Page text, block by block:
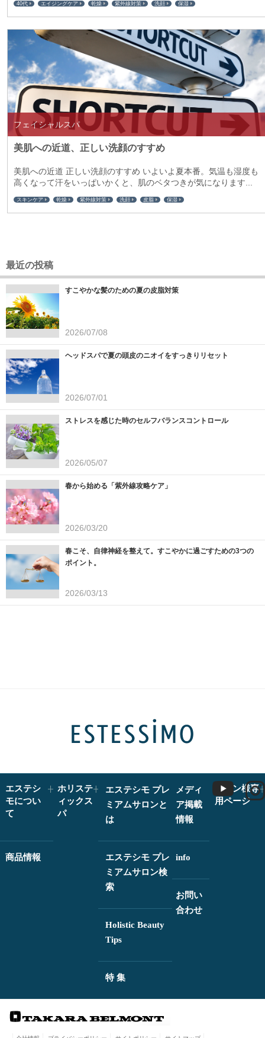
40代 エイジングケア 乾燥 紫外線対策 洗顔 保湿
フェイシャルスパ
美肌への近道、正しい洗顔のすすめ
美肌への近道 正しい洗顔のすすめ いよいよ夏本番。気温も湿度も
高くなって汗をいっぱいかくと、肌のベタつきが気になります...
スキンケア 乾燥 紫外線対策 洗顔 皮脂 保湿
最近の投稿
すこやかな髪のための夏の皮脂対策
2026/07/08
ヘッドスパで夏の頭皮のニオイをすっきりリセット
2026/07/01
ストレスを感じた時のセルフバランスコントロール
2026/05/07
春から始める「紫外線攻略ケア」
2026/03/20
春こそ、自律神経を整えて。すこやかに過ごすための3つの
ポイント。
2026/03/13
エステシ
モについ
て
商品情報
ホリステ
ィックス
パ
エステシモ プレ
ミアムサロンと
は
エステシモ プレ
ミアムサロン検
索
Holistic Beauty
Tips
特 集
メディ
ア掲載
情報
info
お問い
合わせ
サロン様専
用ページ